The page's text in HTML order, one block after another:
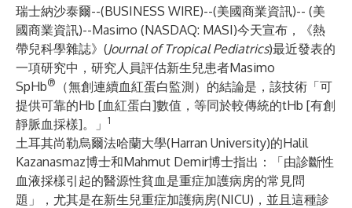
瑞士納沙泰爾--(BUSINESS WIRE)--(美國商業資訊)-- (美
國商業資訊)--Masimo (NASDAQ: MASI)今天宣布，《熱
帶兒科學雜誌》(Journal of Tropical Pediatrics)最近發表的
一項研究中，研究人員評估新生兒患者Masimo
SpHb®
（無創連續血紅蛋白監測）的結論是，該技術「可
提供可靠的Hb [血紅蛋白]數值，等同於較傳統的tHb [有創
靜脈血採樣]。」 1
土耳其尚勒烏爾法哈蘭大學(Harran University)的Halil
Kazanasmaz博士和Mahmut Demir博士指出：「由診斷性
血液採樣引起的醫源性貧血是重症加護病房的常見問
題」，尤其是在新生兒重症加護病房(NICU)，並且這種診